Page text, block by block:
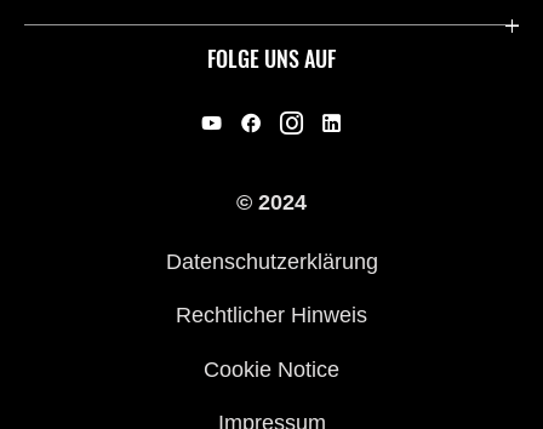
FOLGE UNS AUF
© 2024
Datenschutzerklärung
Rechtlicher Hinweis
Cookie Notice
Impressum